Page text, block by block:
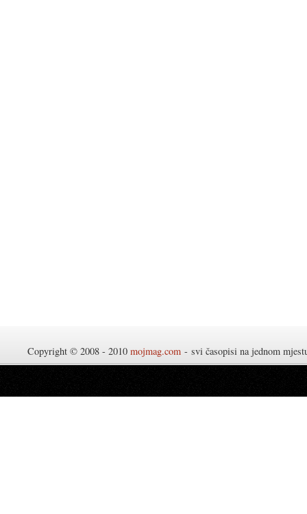
Copyright © 2008 - 2010 mojmag.com - svi časopisi na jednom